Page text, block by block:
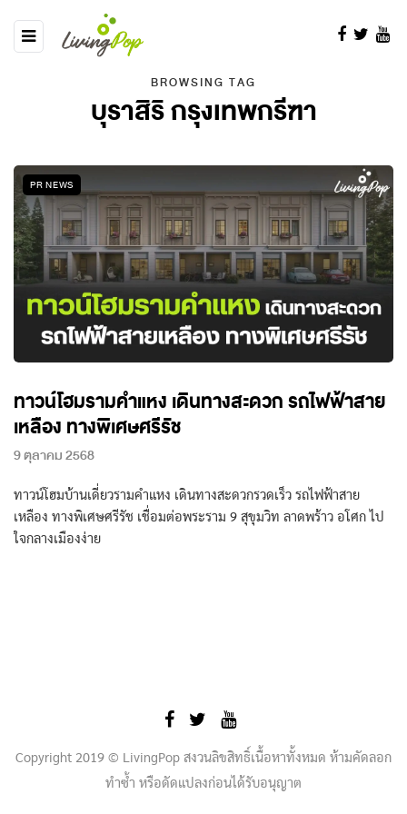
BROWSING TAG
บุราสิริ กรุงเทพกรีฑา
PR NEWS
ทาวน์โฮมรามคำแหง เดินทางสะดวก รถไฟฟ้าสาย
เหลือง ทางพิเศษศรีรัช
9 ตุลาคม 2568
ทาวน์โฮมบ้านเดี่ยวรามคำแหง เดินทางสะดวกรวดเร็ว รถไฟฟ้าสาย
เหลือง ทางพิเศษศรีรัช เชื่อมต่อพระราม 9 สุขุมวิท ลาดพร้าว อโศก ไป
ใจกลางเมืองง่าย
Copyright 2019 © LivingPop สงวนลิขสิทธิ์เนื้อหาทั้งหมด ห้ามคัดลอก
ทำซ้ำ หรือดัดแปลงก่อนได้รับอนุญาต